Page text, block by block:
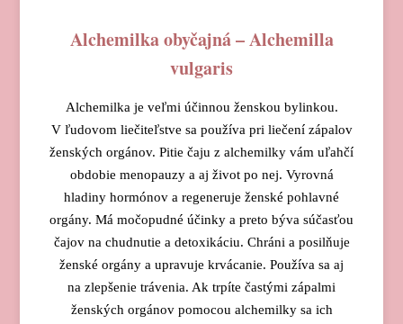
Alchemilka obyčajná – Alchemilla
vulgaris
Alchemilka je veľmi účinnou ženskou bylinkou.
V ľudovom liečiteľstve sa používa pri liečení zápalov
ženských orgánov. Pitie čaju z alchemilky vám uľahčí
obdobie menopauzy a aj život po nej. Vyrovná
hladiny hormónov a regeneruje ženské pohlavné
orgány. Má močopudné účinky a preto býva súčasťou
čajov na chudnutie a detoxikáciu. Chráni a posilňuje
ženské orgány a upravuje krvácanie. Používa sa aj
na zlepšenie trávenia. Ak trpíte častými zápalmi
ženských orgánov pomocou alchemilky sa ich